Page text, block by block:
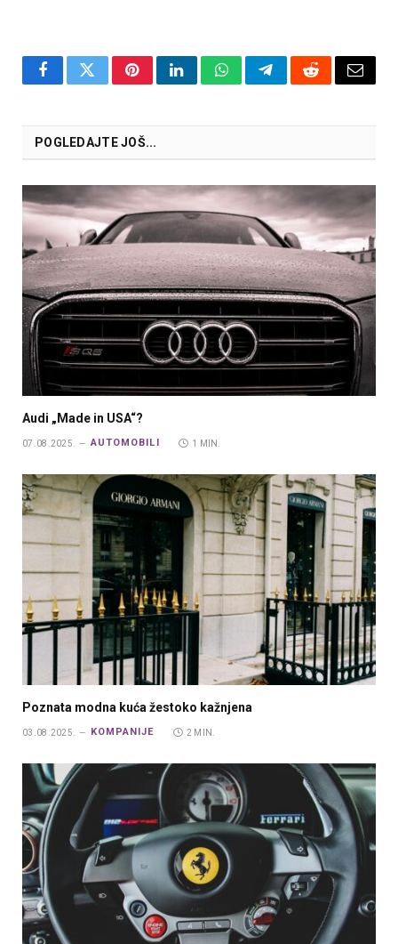
FacebookTwitterPinterestLinkedInWhatsAppTelegramRedditEmail
POGLEDAJTE JOŠ...
Audi „Made in USA“?
07.08.2025. AUTOMOBILI 1 MIN.
Poznata modna kuća žestoko kažnjena
03.08.2025. KOMPANIJE 2 MIN.